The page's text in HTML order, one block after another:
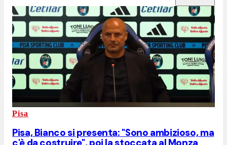
Pisa
Pisa, Bianco si presenta: "Sono ambizioso, ma